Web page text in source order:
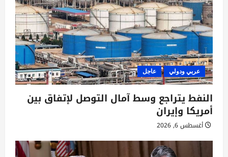
عربي ودولي عاجل
النفط يتراجع وسط آمال التوصل لإتفاق بين
أمريكا وإيران
أغسطس 6, 2026